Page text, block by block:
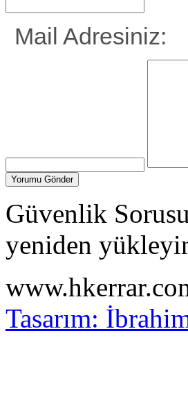
Mail Adresiniz:
Güvenlik Sorusu
yeniden
Tasarım: